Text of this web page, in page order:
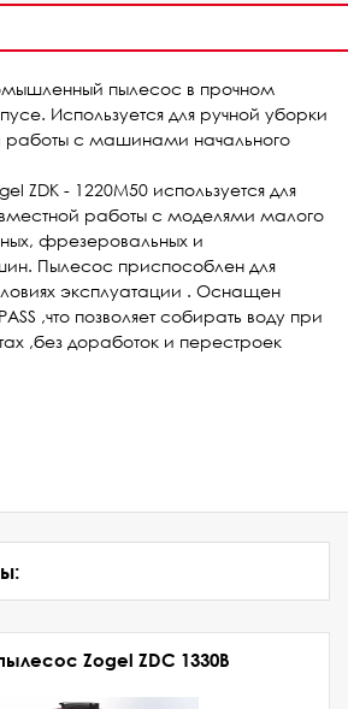
пылесос в прочном
Используется для ручной уборки
работы с машинами начального
ZDK - 1220M50 используется для
работы с моделями малого
фрезеровальных и
Пылесос приспособлен для
эксплуатации . Оснащен
,что позволяет собирать воду при
,без доработок и перестроек
Zogel ZDC 1330B